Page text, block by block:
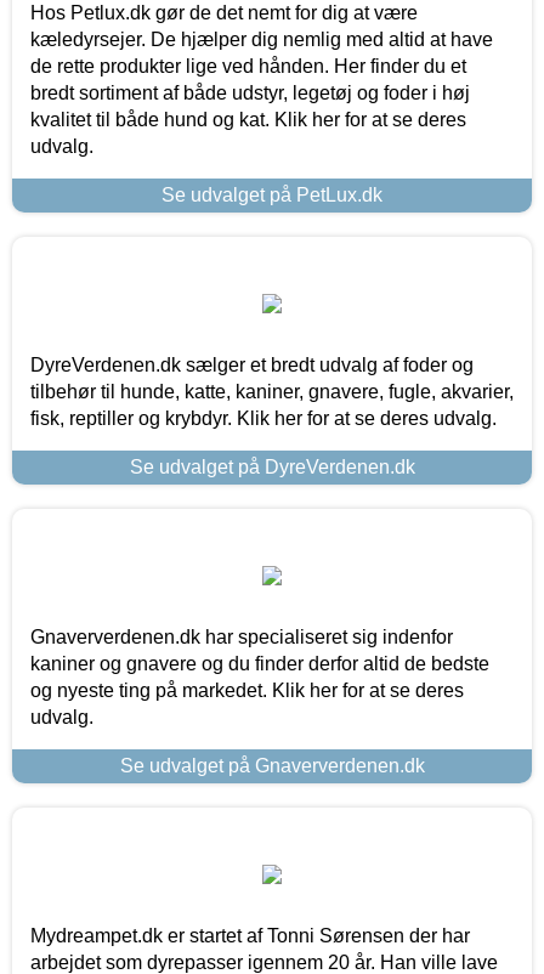
Hos Petlux.dk gør de det nemt for dig at være
kæledyrsejer. De hjælper dig nemlig med altid at have
de rette produkter lige ved hånden. Her finder du et
bredt sortiment af både udstyr, legetøj og foder i høj
kvalitet til både hund og kat. Klik her for at se deres
udvalg.
Se udvalget på PetLux.dk
DyreVerdenen.dk sælger et bredt udvalg af foder og
tilbehør til hunde, katte, kaniner, gnavere, fugle, akvarier,
fisk, reptiller og krybdyr. Klik her for at se deres udvalg.
Se udvalget på DyreVerdenen.dk
Gnaververdenen.dk har specialiseret sig indenfor
kaniner og gnavere og du finder derfor altid de bedste
og nyeste ting på markedet. Klik her for at se deres
udvalg.
Se udvalget på Gnaververdenen.dk
Mydreampet.dk er startet af Tonni Sørensen der har
arbejdet som dyrepasser igennem 20 år. Han ville lave